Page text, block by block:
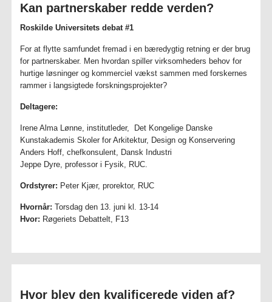
Kan partnerskaber redde verden?
Roskilde Universitets debat #1
For at flytte samfundet fremad i en bæredygtig retning er der brug
for partnerskaber. Men hvordan spiller virksomheders behov for
hurtige løsninger og kommerciel vækst sammen med forskernes
rammer i langsigtede forskningsprojekter?
Deltagere:
Irene Alma Lønne, institutleder, Det Kongelige Danske
Kunstakademis Skoler for Arkitektur, Design og Konservering
Anders Hoff, chefkonsulent, Dansk Industri
Jeppe Dyre, professor i Fysik, RUC.
Ordstyrer: Peter Kjær, prorektor, RUC
Hvornår: Torsdag den 13. juni kl. 13-14
Hvor: Røgeriets Debattelt, F13
Hvor blev den kvalificerede viden af?